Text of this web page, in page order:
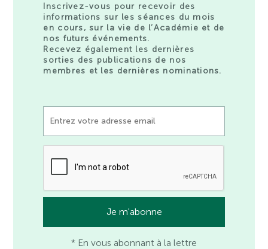
Inscrivez-vous pour recevoir des
informations sur les séances du mois
en cours, sur la vie de l’Académie et de
nos futurs événements.
Recevez également les dernières
sorties des publications de nos
membres et les dernières nominations.
* En vous abonnant à la lettre